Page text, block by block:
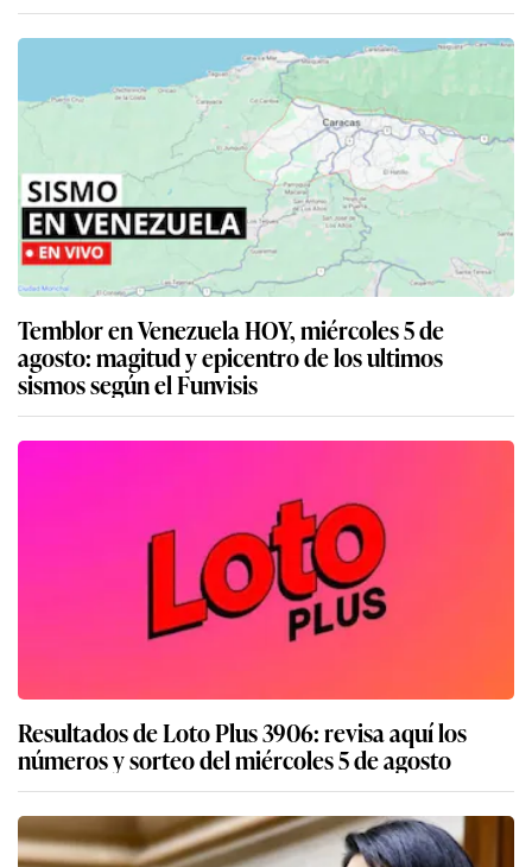
Temblor en Venezuela HOY, miércoles 5 de
agosto: magitud y epicentro de los ultimos
sismos según el Funvisis
Resultados de Loto Plus 3906: revisa aquí los
números y sorteo del miércoles 5 de agosto